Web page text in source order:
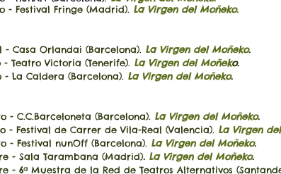
- Festival Fringe (Madrid)​. La Virgen del Moñeko.
Orlandai (Barcelona). La Virgen del Moñeko.
- Teatro Victoria (Tenerife). La Virgen del Moñeko.
La Caldera (Barcelona). La Virgen del Moñeko.
- C.C.Barceloneta (Barcelona). La Virgen del Moñeko.
de Carrer de Vila-Real (Valencia). La Virgen
Festival nunOff (Barcelona). La Virgen del Moñeko.
- Sala Tarambana (Madrid). La Virgen del Moñeko.
- 6ª Muestra de la Red de Teatros Alternativos